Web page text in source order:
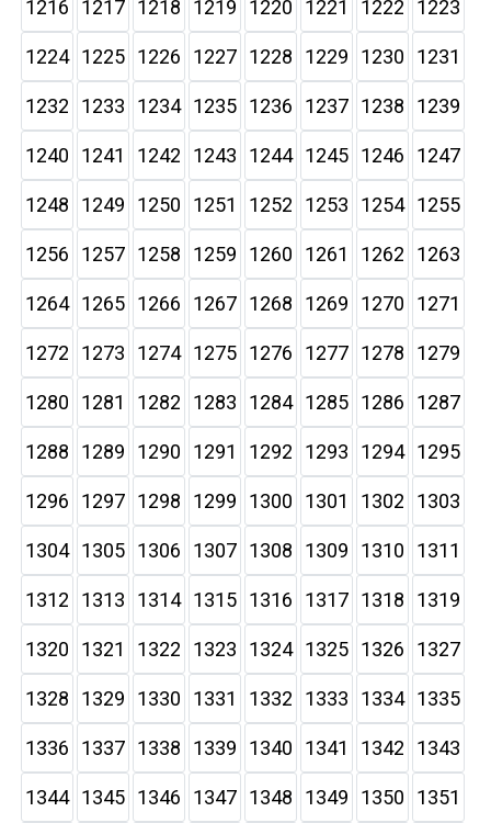
1216 1217 1218 1219 1220 1221 1222 1223
1224 1225 1226 1227 1228 1229 1230 1231
1232 1233 1234 1235 1236 1237 1238 1239
1240 1241 1242 1243 1244 1245 1246 1247
1248 1249 1250 1251 1252 1253 1254 1255
1256 1257 1258 1259 1260 1261 1262 1263
1264 1265 1266 1267 1268 1269 1270 1271
1272 1273 1274 1275 1276 1277 1278 1279
1280 1281 1282 1283 1284 1285 1286 1287
1288 1289 1290 1291 1292 1293 1294 1295
1296 1297 1298 1299 1300 1301 1302 1303
1304 1305 1306 1307 1308 1309 1310 1311
1312 1313 1314 1315 1316 1317 1318 1319
1320 1321 1322 1323 1324 1325 1326 1327
1328 1329 1330 1331 1332 1333 1334 1335
1336 1337 1338 1339 1340 1341 1342 1343
1344 1345 1346 1347 1348 1349 1350 1351